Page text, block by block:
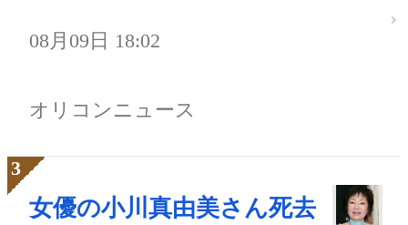
08月09日 18:02
オリコンニュース
女優の小川真由美さん死去